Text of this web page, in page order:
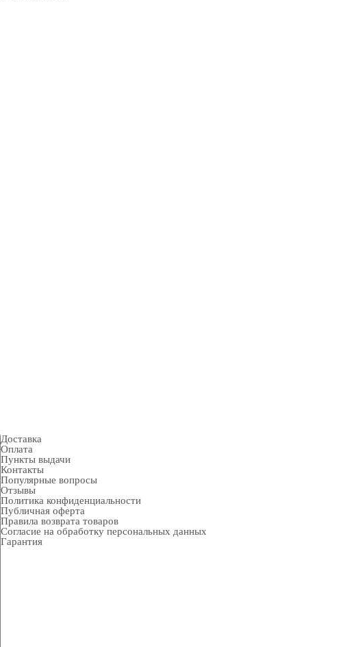
Доставка
Оплата
Пункты выдачи
Контакты
Популярные вопросы
Отзывы
Политика конфиденциальности
Публичная оферта
Правила возврата товаров
Согласие на обработку персональных данных
Гарантия